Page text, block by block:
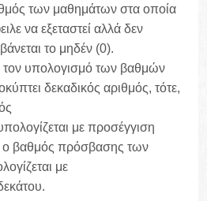
των μαθημάτων στα οποία
να εξεταστεί αλλά δεν
το μηδέν (0).
υπολογισμό των βαθμών
δεκαδικός αριθμός, τότε,
με προσέγγιση
ο βαθμός πρόσβασης των
με